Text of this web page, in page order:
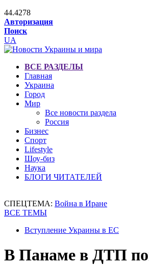
44.4278
Авторизация
Поиск
UA
ВСЕ РАЗДЕЛЫ
Главная
Украина
Город
Мир
Все новости раздела
Россия
Бизнес
Спорт
Lifestyle
Шоу-биз
Наука
БЛОГИ ЧИТАТЕЛЕЙ
СПЕЦТЕМА: Война в Иране
ВСЕ ТЕМЫ
Вступление Украины в ЕС
В Панаме в ДТП